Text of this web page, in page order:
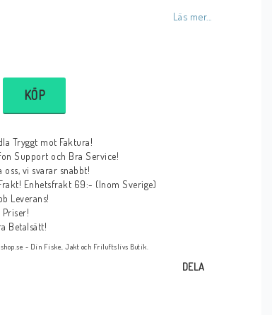
Läs mer...
KÖP
Tryggt mot Faktura!
Support och Bra Service!
oss, vi svarar snabbt!
Enhetsfrakt 69:- (Inom Sverige)
Leverans!
Priser!
Betalsätt!
- Din Fiske, Jakt och Friluftslivs Butik.
DELA